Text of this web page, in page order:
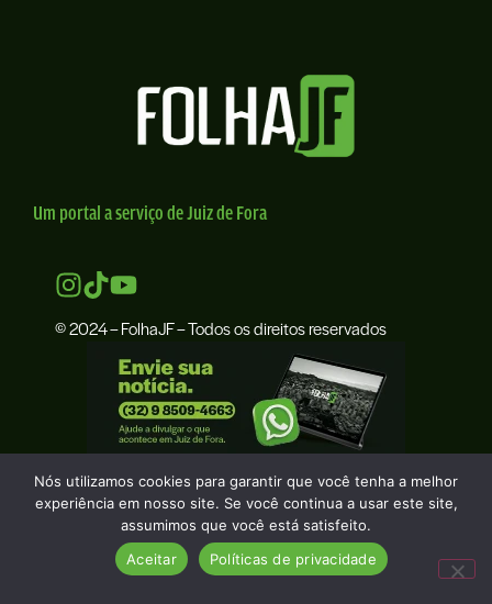
Um portal a serviço de Juiz de Fora
© 2024 – FolhaJF – Todos os direitos reservados
Nós utilizamos cookies para garantir que você tenha a melhor
experiência em nosso site. Se você continua a usar este site,
assumimos que você está satisfeito.
Aceitar
Políticas de privacidade